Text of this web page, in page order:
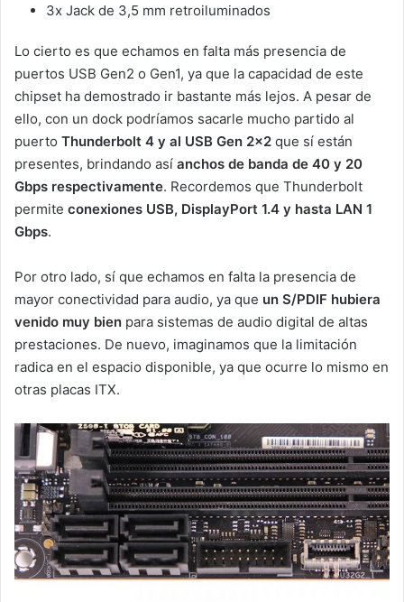
3x Jack de 3,5 mm retroiluminados
Lo cierto es que echamos en falta más presencia de
puertos USB Gen2 o Gen1, ya que la capacidad de este
chipset ha demostrado ir bastante más lejos. A pesar de
ello, con un dock podríamos sacarle mucho partido al
puerto Thunderbolt 4 y al USB Gen 2×2 que sí están
presentes, brindando así anchos de banda de 40 y 20
Gbps respectivamente. Recordemos que Thunderbolt
permite conexiones USB, DisplayPort 1.4 y hasta LAN 1
Gbps.
Por otro lado, sí que echamos en falta la presencia de
mayor conectividad para audio, ya que un S/PDIF hubiera
venido muy bien para sistemas de audio digital de altas
prestaciones. De nuevo, imaginamos que la limitación
radica en el espacio disponible, ya que ocurre lo mismo en
otras placas ITX.